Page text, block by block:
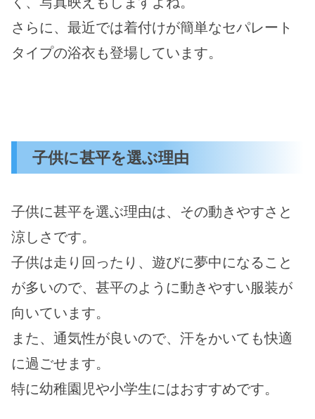
さらに、最近では着付けが簡単なセパレート
タイプの浴衣も登場しています。
子供に甚平を選ぶ理由
子供に甚平を選ぶ理由は、その動きやすさと
涼しさです。
子供は走り回ったり、遊びに夢中になること
が多いので、甚平のように動きやすい服装が
向いています。
また、通気性が良いので、汗をかいても快適
に過ごせます。
特に幼稚園児や小学生にはおすすめです。